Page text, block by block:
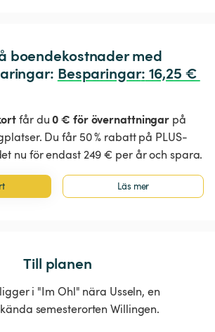
boendekostnader med
Besparingar: 16,25 €
får du0 € för övernattningar på
Du får 50 % rabatt på PLUS-
nu för endast 249 € per år och spara.
Läs mer
Till planen
i "Im Ohl" nära Usseln, en
semesterorten Willingen.